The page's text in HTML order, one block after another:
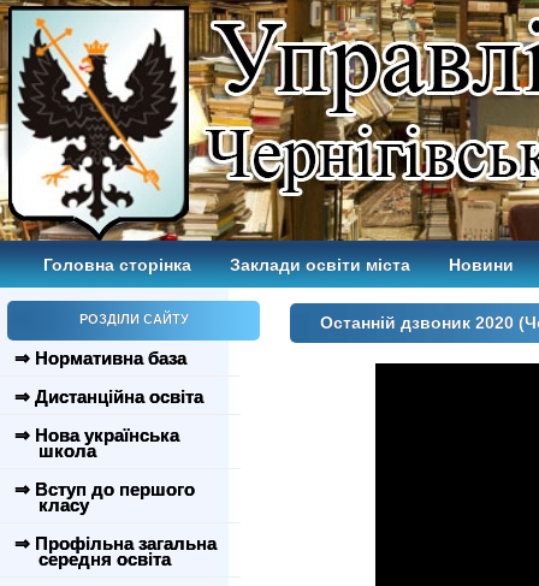
Головна сторінка Заклади освіти міста Новини
РОЗДІЛИ САЙТУ
⇒ Нормативна база
⇒ Дистанційна освіта
⇒ Нова українська
школа
⇒ Вступ до першого
класу
⇒ Профільна загальна
середня освіта
Останній дзвоник 2020